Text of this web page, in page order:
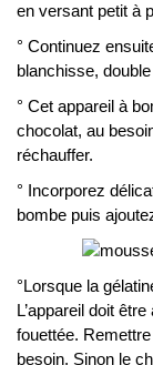
en versant petit à
° Continuez
blanchisse,
° Cet appareil à
chocolat, au
réchauffer.
° Incorporez
bombe puis
°Lorsque la
L’appareil doit
fouettée.
besoin. Sinon le